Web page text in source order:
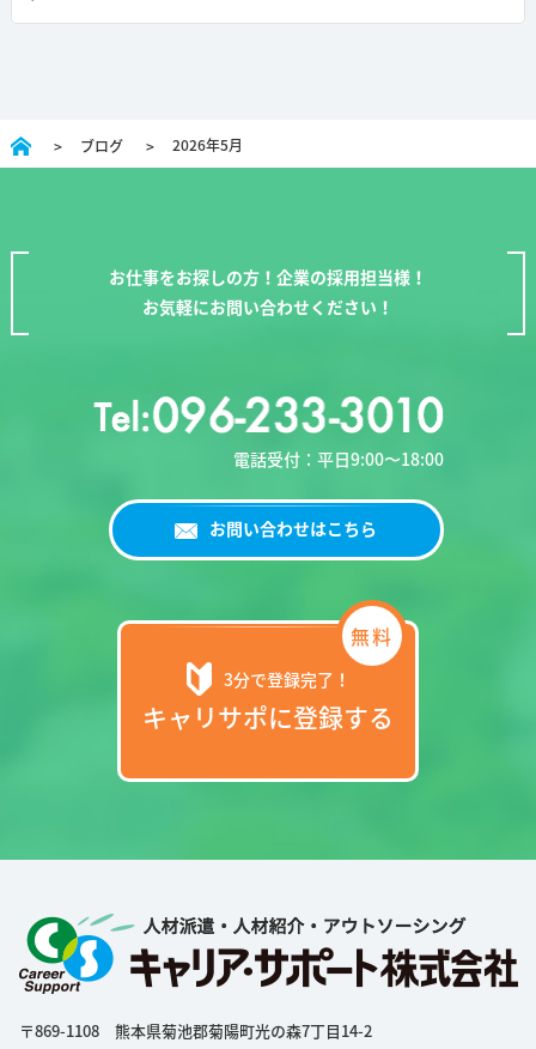
ブログ 2026年5月
お仕事をお探しの方！企業の採用担当様！
お気軽にお問い合わせください！
電話受付：平日9:00〜18:00
お問い合わせはこちら
3分で登録完了！
キャリサポに登録する
〒869-1108 熊本県菊池郡菊陽町光の森7丁目14-2